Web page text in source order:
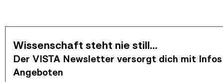
Wissenschaft steht nie still…
Der VISTA Newsletter versorgt dich mit
Angeboten